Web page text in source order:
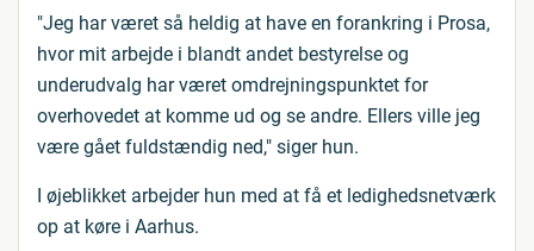
"Jeg har været så heldig at have en forankring i Prosa,
hvor mit arbejde i blandt andet bestyrelse og
underudvalg har været omdrejningspunktet for
overhovedet at komme ud og se andre. Ellers ville jeg
være gået fuldstændig ned," siger hun.
I øjeblikket arbejder hun med at få et ledighedsnetværk
op at køre i Aarhus.